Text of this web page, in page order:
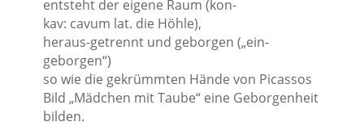
entsteht der eigene Raum (kon-
kav: cavum lat. die Höhle),
heraus-getrennt und geborgen („ein-
geborgen“)
so wie die gekrümmten Hände von Picassos
Bild „Mädchen mit Taube“ eine Geborgenheit
bilden.